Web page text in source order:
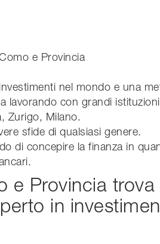
e Provincia
nel mondo e una
lavorando con grandi
Zurigo, Milano.
sfide di qualsiasi genere.
di concepire la finanza in
e Provincia trova
in